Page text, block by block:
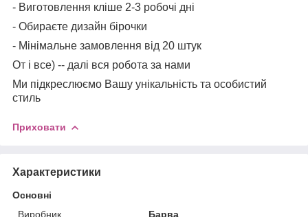
- Виготовлення кліше 2-3 робочі дні
- Обираєте дизайн бірочки
- Мінімальне замовлення від 20 штук
От і все) -- далі вся робота за нами
Ми підкреслюємо Вашу унікальність та особистий
стиль
Приховати
Характеристики
Основні
Виробник
Барва